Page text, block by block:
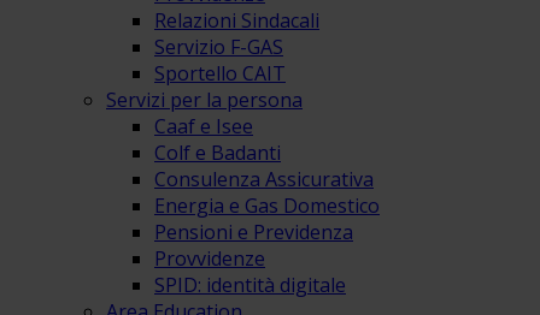
Relazioni Sindacali
Servizio F-GAS
Sportello CAIT
Servizi per la persona
Caaf e Isee
Colf e Badanti
Consulenza Assicurativa
Energia e Gas Domestico
Pensioni e Previdenza
Provvidenze
SPID: identità digitale